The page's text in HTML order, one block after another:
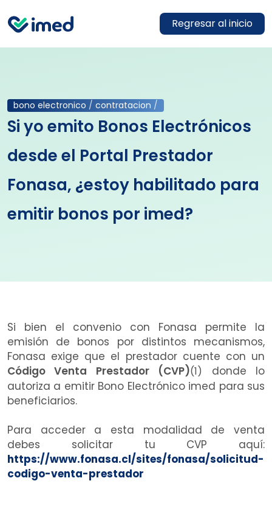
Regresar al inicio
bono electronico / contratacion /
Si yo emito Bonos Electrónicos
desde el Portal Prestador
Fonasa, ¿estoy habilitado para
emitir bonos por imed?
Si bien el convenio con Fonasa permite la
emisión de bonos por distintos mecanismos,
Fonasa exige que el prestador cuente con un
Código Venta Prestador (CVP)(1)
donde lo
autoriza a emitir Bono Electrónico imed para sus
beneficiarios.
Para acceder a esta modalidad de venta
debes solicitartu CVP aquí:
https://www.fonasa.cl/sites/fonasa/solicitud-
codigo-venta-prestador